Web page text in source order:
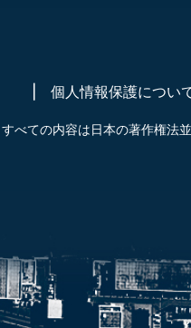
個人情報保護につい
すべての内容は日本の著作権法